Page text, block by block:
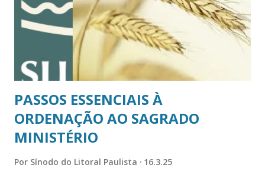
do Sínodo à competência para organizar, fundir e dividir
Presbitérios. Representantes dos Presbitérios à RE/SLI.
Encaminhada de conformidade com a ordem regimental do
Concílio, a proposta de desdobramento do P...
PASSOS ESSENCIAIS À
ORDENAÇÃO AO SAGRADO
MINISTÉRIO
Por Sínodo do Litoral Paulista 16.3.25